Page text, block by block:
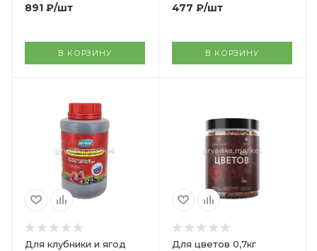
891 ₽/шт
В КОРЗИНУ
477 ₽/шт
В КОРЗИНУ
Для клубники и ягод
Для цветов 0,7кг